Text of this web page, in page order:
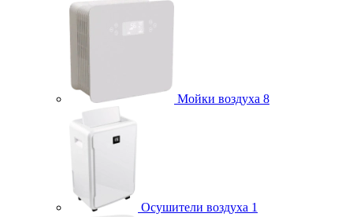
Мойки воздуха 8
Осушители воздуха 1